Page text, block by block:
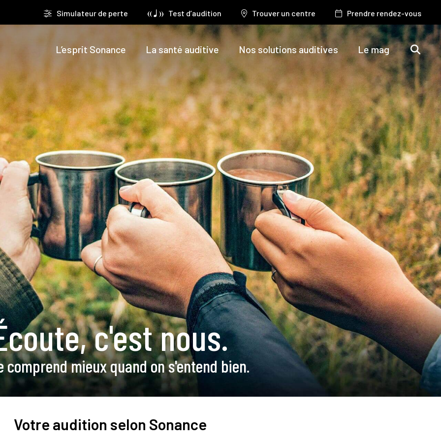
Simulateur de perte Test d’audition Trouver un centre Prendre rendez-vous
L’esprit Sonance
un savoir-faire
auditif étape par
d’audition
& environnement
La santé auditive
et
sonores
cognitif
Les troubles de l’oreille
Les pathologies de l’oreille
Les acouphènes
L’hyperacousie
Nos solutions auditives
Les aides auditives
Choisir un type d’aide auditive
Histoire des aides auditives
Les innovations auditives
L’entretien des aides auditives
Infos pratiques
Financements et
remboursements
Halte aux idées reçues
FAQ
Le mag
c'est nous.
comprend mieux quand on s'entend bien.
Votre audition selon Sonance